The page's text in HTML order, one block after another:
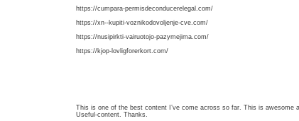
https://cumpara-permisdeconducerelegal.com/
https://xn--kupiti-voznikodovoljenje-cve.com/
https://nusipirkti-vairuotojo-pazymejima.com/
https://kjop-lovligforerkort.com/
This is one of the best content I’ve come across so far. This is awesome
Useful-content. Thanks.